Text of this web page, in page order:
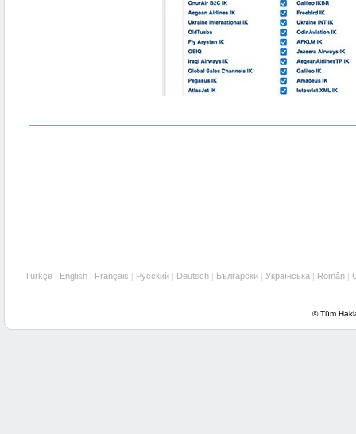
Türkçe| English| Français | Русский| Deutsch| Български| Українська| Român|
© Tüm